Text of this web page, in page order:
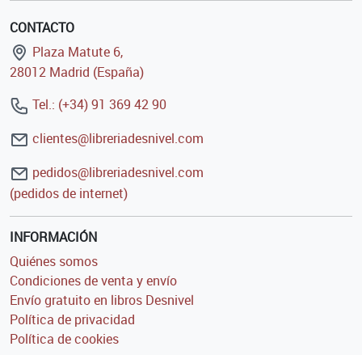
CONTACTO
Plaza Matute 6,
28012 Madrid (España)
Tel.: (+34) 91 369 42 90
clientes@libreriadesnivel.com
pedidos@libreriadesnivel.com
(pedidos de internet)
INFORMACIÓN
Quiénes somos
Condiciones de venta y envío
Envío gratuito en libros Desnivel
Política de privacidad
Política de cookies